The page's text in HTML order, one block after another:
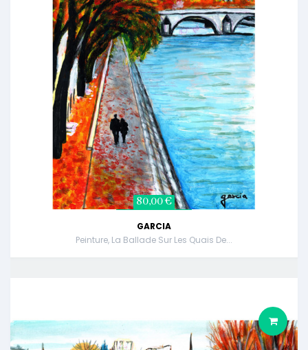
80,00 €
GARCIA
Peinture, La Ballade Sur Les Quais De...